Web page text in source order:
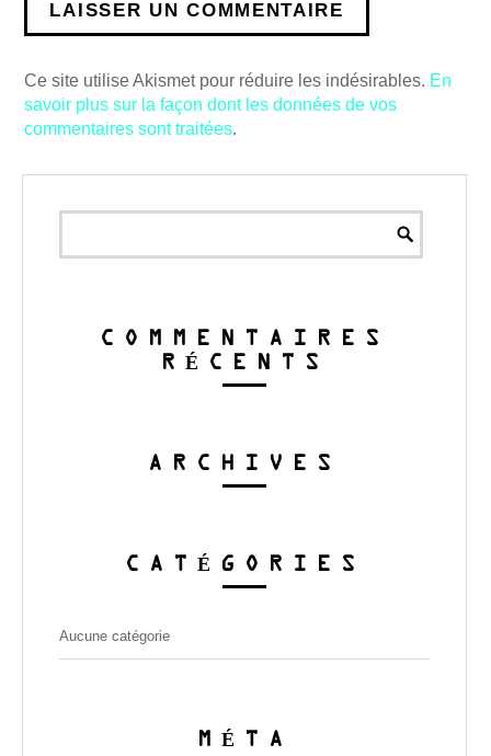
Ce site utilise Akismet pour réduire les indésirables. En
savoir plus sur la façon dont les données de vos
commentaires sont traitées.
COMMENTAIRES
RÉCENTS
ARCHIVES
CATÉGORIES
Aucune catégorie
MÉTA